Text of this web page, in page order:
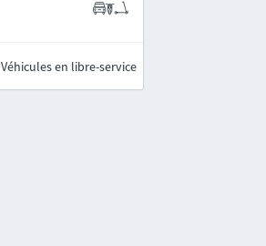
Véhicules en libre-service